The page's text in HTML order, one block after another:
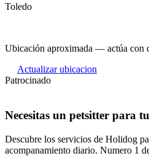
Toledo
Ubicación aproximada — actúa con
Actualizar ubicacion
Patrocinado
Necesitas un petsitter para
Descubre los servicios de Holidog
acompanamiento diario. Numero 1